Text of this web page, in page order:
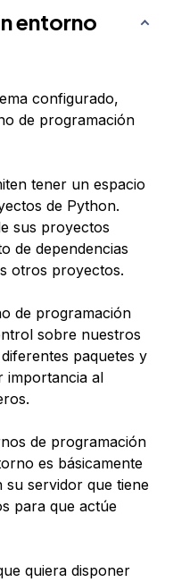
entorno
configurado,
de programación
tener un espacio
de Python.
sus proyectos
de dependencias
otros proyectos.
de programación
sobre nuestros
paquetes y
importancia al
de programación
es básicamente
servidor que tiene
para que actúe
quiera disponer